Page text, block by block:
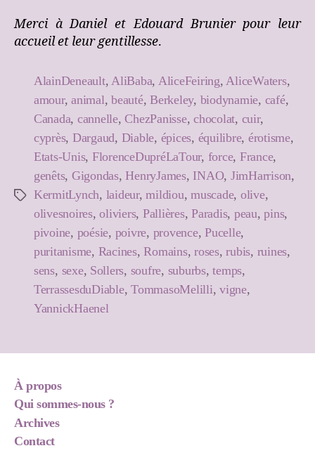
Merci à Daniel et Edouard Brunier pour leur
accueil et leur gentillesse.
Étiquettes
AlainDeneault,AliBaba, AliceFeiring,AliceWaters,
amour,animal,beauté,Berkeley, biodynamie, café,
Canada, cannelle,ChezPanisse,chocolat, cuir,
cyprès, Dargaud, Diable, épices, équilibre, érotisme,
Etats-Unis, FlorenceDupréLaTour, force, France,
genêts, Gigondas,HenryJames, INAO, JimHarrison,
KermitLynch, laideur,mildiou,muscade, olive,
olivesnoires,oliviers, Pallières,Paradis, peau,pins,
pivoine, poésie, poivre, provence,Pucelle,
puritanisme, Racines,Romains,roses,rubis, ruines,
sens, sexe, Sollers, soufre, suburbs,temps,
TerrassesduDiable,TommasoMelilli,vigne,
YannickHaenel
À propos
Qui sommes-nous ?
Archives
Contact